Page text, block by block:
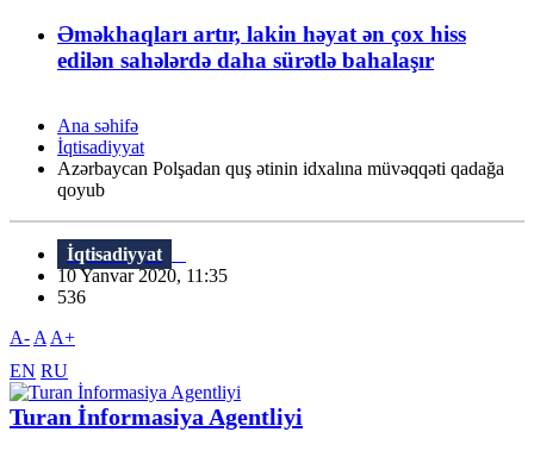
Əməkhaqları artır, lakin həyat ən çox hiss
edilən sahələrdə daha sürətlə bahalaşır
Ana səhifə
İqtisadiyyat
Azərbaycan Polşadan quş ətinin idxalına müvəqqəti qadağa
qoyub
İqtisadiyyat
10 Yanvar 2020, 11:35
536
A- A A+
EN RU
Turan İnformasiya Agentliyi